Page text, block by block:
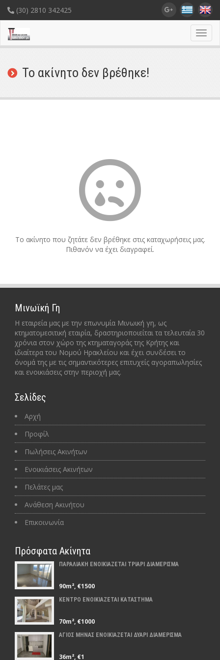
(30) 2810 342425
Το ακίνητο δεν βρέθηκε!
Το ακίνητο που ζητάτε δεν βρέθηκε στις καταχωρήσεις μας.
Πιθανόν να έχει διαγραφεί.
Μινωϊκή Γη
Η εταιρεία μας με την επωνυμία Μινωική γη, ως
κτηματομεσιτική εταιρία, δραστηριοποιείται τα τελευταία 30
χρόνια στον χώρο της κτηματαγοράς της Κρήτης και
ιδιαίτερα του Νομού Ηρακλείου και έχει συνδέσει το
όνομά της με τις σημαντικότερες επιτυχείς αγοραπωλησίες
και ενοικιάσεις στην περιοχή μας.
Σελίδες
Αρχή
Προφίλ
Πωλήσεις Ακινήτων
Ενοικιάσεις Ακινήτων
Πελάτες μας
Ανάθεση Ακινήτου
Επικοινωνία
Πρόσφατα Ακίνητα
ΠΑΡΑΛΙΑΚΗ ΕΝΟΙΚΙΑΖΕΤΑΙ ΤΡΙΑΡΙ ΔΙΑΜΕΡΙΣΜΑ
90m², €1500
ΚΕΝΤΡΟ ΕΝΟΙΚΙΑΖΕΤΑΙ ΚΑΤΑΣΤΗΜΑ
70m², €1000
ΑΓΙΟΣ ΜΗΝΑΣ ΕΝΟΙΚΙΑΖΕΤΑΙ ΔΥΑΡΙ ΔΙΑΜΕΡΙΣΜΑ
36m², €1